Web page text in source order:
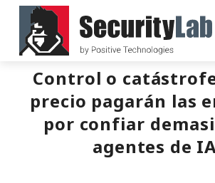
Control o
precio pagarán las
por confiar
agentes de